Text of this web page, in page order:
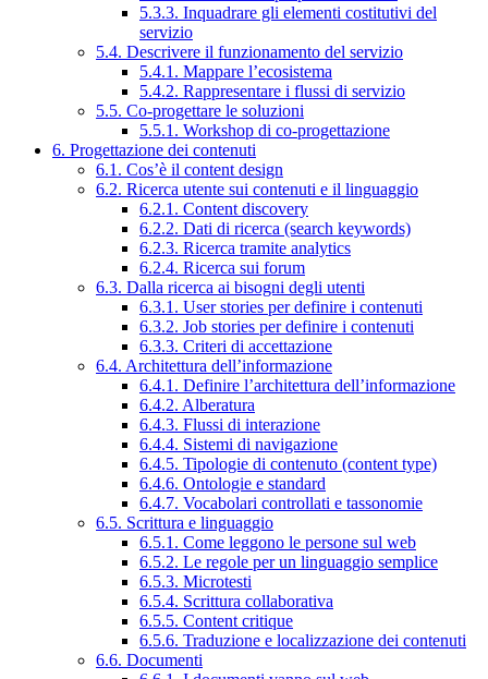
5.3.3. Inquadrare gli elementi costitutivi del
servizio
5.4. Descrivere il funzionamento del servizio
5.4.1. Mappare l’ecosistema
5.4.2. Rappresentare i flussi di servizio
5.5. Co-progettare le soluzioni
5.5.1. Workshop di co-progettazione
6. Progettazione dei contenuti
6.1. Cos’è il content design
6.2. Ricerca utente sui contenuti e il linguaggio
6.2.1. Content discovery
6.2.2. Dati di ricerca (search keywords)
6.2.3. Ricerca tramite analytics
6.2.4. Ricerca sui forum
6.3. Dalla ricerca ai bisogni degli utenti
6.3.1. User stories per definire i contenuti
6.3.2. Job stories per definire i contenuti
6.3.3. Criteri di accettazione
6.4. Architettura dell’informazione
6.4.1. Definire l’architettura dell’informazione
6.4.2. Alberatura
6.4.3. Flussi di interazione
6.4.4. Sistemi di navigazione
6.4.5. Tipologie di contenuto (content type)
6.4.6. Ontologie e standard
6.4.7. Vocabolari controllati e tassonomie
6.5. Scrittura e linguaggio
6.5.1. Come leggono le persone sul web
6.5.2. Le regole per un linguaggio semplice
6.5.3. Microtesti
6.5.4. Scrittura collaborativa
6.5.5. Content critique
6.5.6. Traduzione e localizzazione dei contenuti
6.6. Documenti